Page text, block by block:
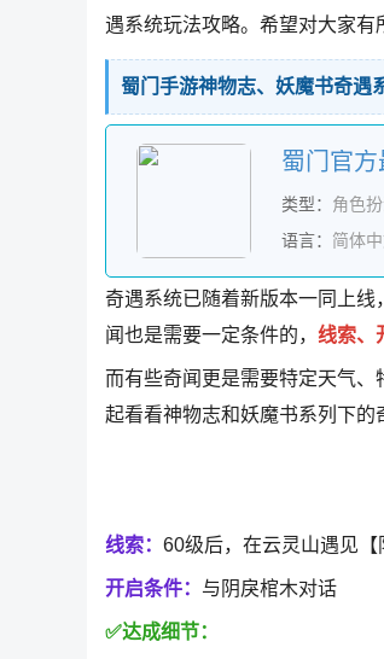
遇系统玩法攻略。希望对大家有
蜀门手游神物志、妖魔书奇遇
蜀门官
类型： 角色
语言： 简体
奇遇系统已随着新版本一同上
闻也是需要一定条件的， 线索、
而有些奇闻更是需要特定天气
起看看神物志和妖魔书系列下的
线索： 60级后，在云灵山遇见【
开启条件： 与阴戾棺木对话
✅达成细节：